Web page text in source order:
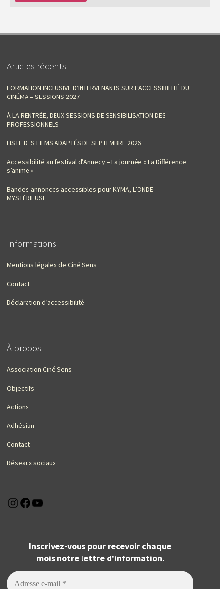
Articles récents
FORMATION INCLUSIVE D‘INTERVENANTS SUR L’ACCESSIBILITÉ DU
CINÉMA – SESSIONS 2027
À LA RENTRÉE, DEUX SESSIONS DE SENSIBILISATION DES
PROFESSIONNELS
LISTE DES FILMS ADAPTÉS DE SEPTEMBRE 2026
Accessibilité au festival d’Annecy – La journée « La Différence
s’anime »
Bandes-annonces accessibles pour KYMA, L’ONDE
MYSTÉRIEUSE
Informations
Mentions légales de Ciné Sens
Contact
Déclaration d’accessibilité
À propos
Association Ciné Sens
Objectifs
Actions
Adhésion
Contact
Réseaux sociaux
Instagram
Facebook
Inscrivez-vous pour recevoir chaque
mois notre lettre d'information.